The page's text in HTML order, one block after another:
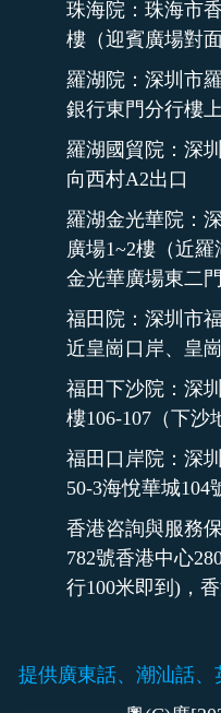
珠海院：珠海市
樓（迎賓廣場對
羅湖院：深圳市
銀行東門分行樓
羅湖國貿院：深
向西村A2出口
羅湖金光華院：
廣場1~2樓（近羅
金光華廣場東二
福田院：深圳市
近皇崗口岸、皇
福田下沙院：深
樓106-107（下沙
福田口岸院：深
50-3海悅華城104
香港咨詢與服務
782號香港中心
行100米即到)，
提供廣東話、潮汕話